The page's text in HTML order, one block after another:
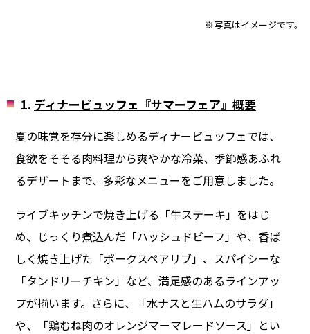
※写真はイメージです。
1. ディナービュッフェ『サマーフェア』概要
夏の味覚を存分に楽しめるディナービュッフェでは、
食欲をそそる肉料理から爽やかな冷菜、季節感あふれ
るデザートまで、多彩なメニューをご用意しました。
ライブキッチンで焼き上げる「牛ステーキ」をはじ
め、じっくり煮込んだ「ハッシュドビーフ」や、香ば
しく焼き上げた「ポークスペアリブ」、スパイシーな
「タンドリーチキン」など、満足感のあるラインアッ
プが揃います。さらに、「水ナスと生ハムのサラダ」
や、「鶏むね肉のオレンジマーマレードソース」とい